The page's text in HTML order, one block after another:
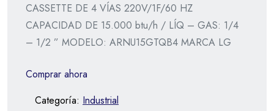
CASSETTE DE 4 VÍAS 220V/1F/60 HZ
CAPACIDAD DE 15.000 btu/h / LÍQ – GAS: 1/4
– 1/2 ” MODELO: ARNU15GTQB4 MARCA LG
Comprar ahora
Categoría: Industrial